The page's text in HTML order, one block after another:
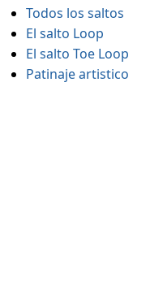
Todos los saltos
El salto Loop
El salto Toe Loop
Patinaje artistico